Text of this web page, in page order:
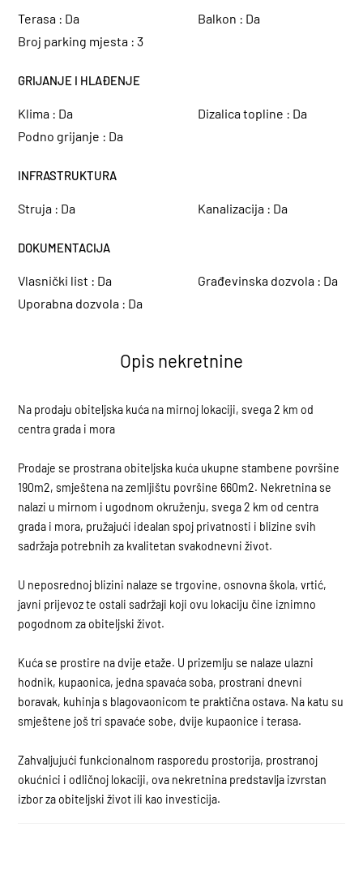
Terasa : Da Balkon : Da
Broj parking mjesta :3
GRIJANJE I HLAĐENJE
Klima : Da Dizalica topline : Da
Podno grijanje : Da
INFRASTRUKTURA
Struja : Da Kanalizacija : Da
DOKUMENTACIJA
Vlasnički list : Da Građevinska dozvola : Da
Uporabna dozvola : Da
Opis nekretnine
Na prodaju obiteljska kuća na mirnoj lokaciji, svega 2 km od
centra grada i mora
Prodaje se prostrana obiteljska kuća ukupne stambene površine
190m2, smještena na zemljištu površine 660m2. Nekretnina se
nalazi u mirnom i ugodnom okruženju, svega 2 km od centra
grada i mora, pružajući idealan spoj privatnosti i blizine svih
sadržaja potrebnih za kvalitetan svakodnevni život.
U neposrednoj blizini nalaze se trgovine, osnovna škola, vrtić,
javni prijevoz te ostali sadržaji koji ovu lokaciju čine iznimno
pogodnom za obiteljski život.
Kuća se prostire na dvije etaže. U prizemlju se nalaze ulazni
hodnik, kupaonica, jedna spavaća soba, prostrani dnevni
boravak, kuhinja s blagovaonicom te praktična ostava. Na katu su
smještene još tri spavaće sobe, dvije kupaonice i terasa.
Zahvaljujući funkcionalnom rasporedu prostorija, prostranoj
okućnici i odličnoj lokaciji, ova nekretnina predstavlja izvrstan
izbor za obiteljski život ili kao investicija.